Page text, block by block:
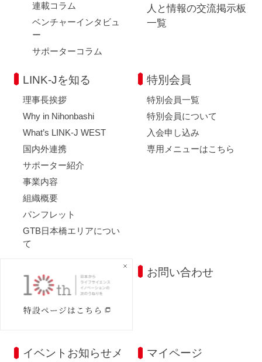
連載コラム
ベンチャーインタビュ
ー
サポーターコラム
人と情報の交流掲示板
一覧
LINK-Jを知る
理事長挨拶
Why in Nihonbashi
What’s LINK-J WEST
国内外連携
サポーター紹介
事業内容
組織概要
パンフレット
GTB日本橋エリアについ
て
特別会員
特別会員一覧
特別会員について
入会申し込み
専用メニューはこちら
施設・アクセス
ラウンジ・会議室
オフィス・ラボ
お問い合わせ
イベントお知らせメ マイページ